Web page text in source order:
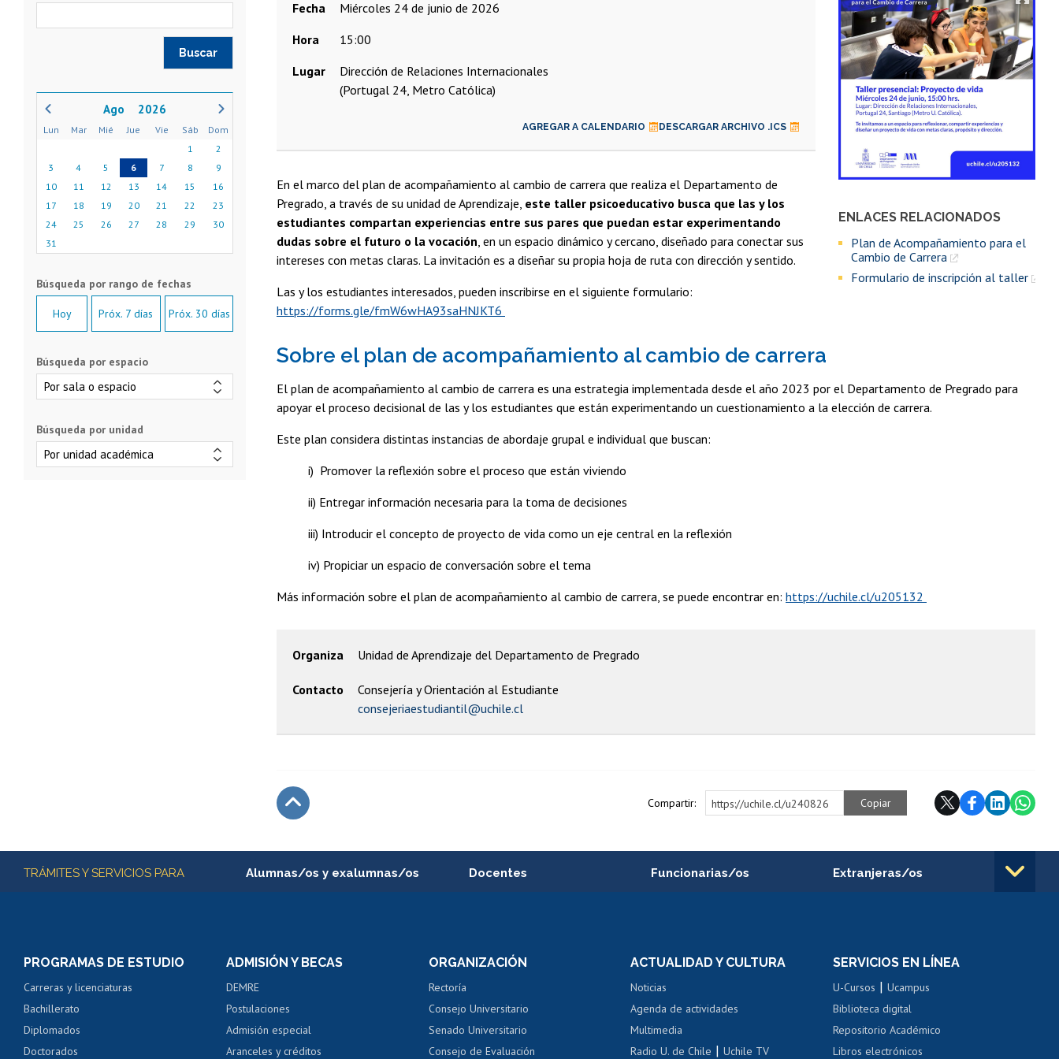
ENLACES RELACIONADOS
Plan de Acompañamiento para el
Cambio de Carrera
Formulario de inscripción al taller
Fecha
miércoles 24 de junio de 2026
Hora
15:00
Lugar
Dirección de Relaciones Internacionales
(Portugal 24, Metro Católica)
AGREGAR A CALENDARIO DESCARGAR ARCHIVO .ICS
En el marco del plan de acompañamiento al cambio de carrera que realiza el Departamento de
Pregrado, a través de su unidad de Aprendizaje, este taller psicoeducativo busca que las y los
estudiantes compartan experiencias entre sus pares que puedan estar experimentando
dudas sobre el futuro o la vocación , en un espacio dinámico y cercano, diseñado para conectar sus
intereses con metas claras. La invitación es a diseñar su propia hoja de ruta con dirección y sentido.
Las y los estudiantes interesados, pueden inscribirse en el siguiente formulario:
https://forms.gle/fmW6wHA93saHNJKT6
Sobre el plan de acompañamiento al cambio de carrera
El plan de acompañamiento al cambio de carrera es una estrategia implementada desde el año 2023 por el Departamento de Pregrado para
apoyar el proceso decisional de las y los estudiantes que están experimentando un cuestionamiento a la elección de carrera.
Este plan considera distintas instancias de abordaje grupal e individual que buscan:
i) Promover la reflexión sobre el proceso que están viviendo
ii) Entregar información necesaria para la toma de decisiones
iii) Introducir el concepto de proyecto de vida como un eje central en la reflexión
iv) Propiciar un espacio de conversación sobre el tema
Más información sobre el plan de acompañamiento al cambio de carrera, se puede encontrar en: https://uchile.cl/u205132
Organiza Unidad de Aprendizaje del Departamento de Pregrado
Contacto
Consejería y Orientación al Estudiante
consejeriaestudiantil@uchile.cl
Compartir: https://uchile.cl/u240826 Copiar
2026
Lun Mar Mié Jue Vie Sáb
Dom
1
2
3
4 5 6 7 8
9
10
11 12 13 14 15
16
17
18 19 20 21 22
23
24
25 26 27 28 29
30
31
Hoy Próx. 7 días Próx. 30 días
Búsqueda por espacio
Búsqueda por unidad
Más información
TRÁMITES Y SERVICIOS PARA Alumnas/os y exalumnas/os
Consulta y certificado de notas
Servicio médico y dental
Pago de arancel y crédito alumnos
Pago de arancel y crédito exalumnos
Docentes
Perfeccionamiento
Evaluación docente
Calificación académica
Postulación al AUCAI
Funcionarias/os
Portal de movilidad interna
Certificado de renta
Certificado de renta
Gestión de correo uchile
Extranjeras/os
Movilidad Estudiantil
Cursos de español
PROGRAMAS DE ESTUDIO
Carreras y licenciaturas
Bachillerato
Diplomados
Doctorados
ADMISIÓN Y BECAS
DEMRE
Postulaciones
Admisión especial
Aranceles y créditos
ORGANIZACIÓN
Rectoría
Consejo Universitario
Senado Universitario
Consejo de Evaluación
ACTUALIDAD Y CULTURA
Noticias
Agenda de actividades
Multimedia
Radio U. de Chile |Uchile TV
SERVICIOS EN LÍNEA
U-Cursos |Ucampus
Biblioteca digital
Repositorio Académico
Libros electrónicos